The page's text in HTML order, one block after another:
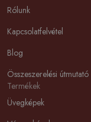
Rólunk
Kapcsolatfelvétel
Blog
Összeszerelési útmutató
Termékek
Üvegképek